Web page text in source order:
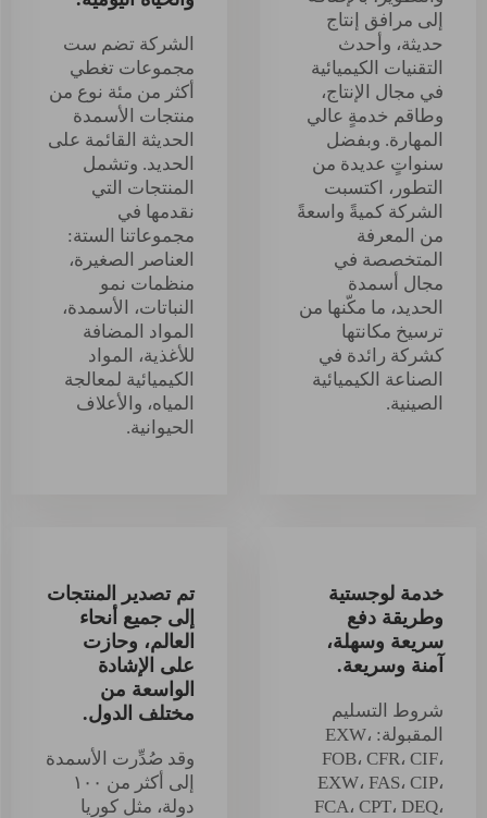
إلى مرافق إنتاج
حديثة، وأحدث
التقنيات الكيميائية
في مجال الإنتاج،
وطاقم خدمةٍ عالي
المهارة. وبفضل
سنواتٍ عديدة من
التطور، اكتسبت
الشركة كميةً واسعةً
من المعرفة
المتخصصة في
مجال أسمدة
الحديد، ما مكّنها من
ترسيخ مكانتها
كشركة رائدة في
الصناعة الكيميائية
الصينية.
الشركة تضم ست
مجموعات تغطي
أكثر من مئة نوع من
منتجات الأسمدة
الحديثة القائمة على
الحديد. وتشمل
المنتجات التي
نقدمها في
مجموعاتنا الستة:
العناصر الصغيرة،
منظمات نمو
النباتات، الأسمدة،
المواد المضافة
للأغذية، المواد
الكيميائية لمعالجة
المياه، والأعلاف
الحيوانية.
خدمة لوجستية
وطريقة دفع
سريعة وسهلة،
آمنة وسريعة.
شروط التسليم
المقبولة: EXW،
FOB، CFR، CIF،
EXW، FAS، CIP،
FCA، CPT، DEQ،
تم تصدير المنتجات
إلى جميع أنحاء
العالم، وحازت
على الإشادة
الواسعة من
مختلف الدول.
وقد صُدِّرت الأسمدة
إلى أكثر من ١٠٠
دولة، مثل كوريا